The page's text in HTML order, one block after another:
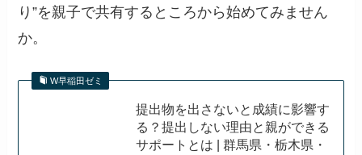
り”を親子で共有するところから始めてみません
か。
W早稲田ゼミ
提出物を出さないと成績に影響す
る？提出しない理由と親ができる
サポートとは | 群馬県・栃木県・